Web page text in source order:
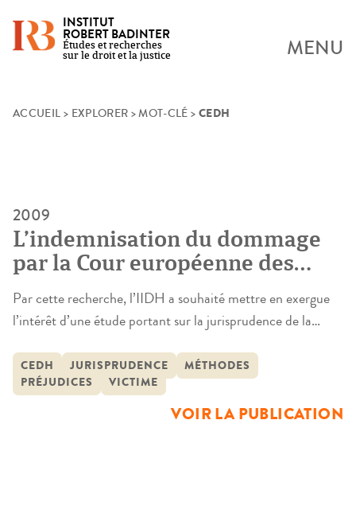
Skip
INSTITUT
ROBERT BADINTER
Études et recherches
sur le droit et la justice
MENU
ACCUEIL > EXPLORER >MOT-CLÉ > CEDH
2009
L’indemnisation du dommage
par la Cour européenne des
droits de l’homme et ses effets
en droit français
Par cette recherche, l’IIDH a souhaité mettre en exergue
l’intérêt d’une étude portant sur la jurisprudence de la
question d’indemnisation du dommage. En effet, les
préoccupations présentes au niveau national s’y retrouvent
mutatis mutandis formulées de la même façon ; ainsi en va-
CEDH JURISPRUDENCE
MÉTHODES
PRÉJUDICES
VICTIME
VOIR LA PUBLICATION